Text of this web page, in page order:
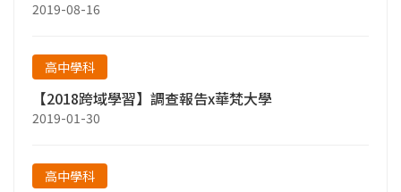
2019-08-16
高中學科
【2018跨域學習】調查報告x華梵大學
2019-01-30
高中學科